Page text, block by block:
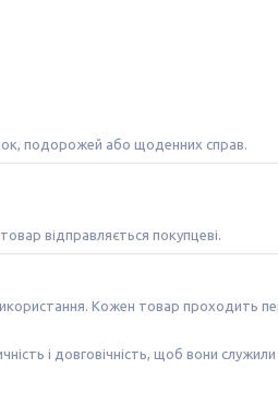
подорожей або щоденних справ.
товар відправляється покупцеві.
Кожен товар проходить
і довговічність, щоб вони